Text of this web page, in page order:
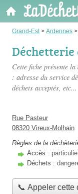
Grand-Est > Ardennes >
Cette fiche présente la
: adresse du service
déchets acceptés, etc...
Rue Pasteur
08320 Vireux-Molhain
Règles de la
Accès :
Déchets :
📞 Appeler cette